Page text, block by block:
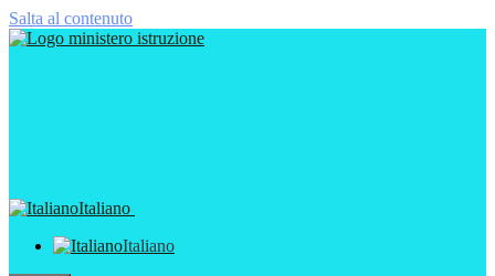
Salta al contenuto
Italiano
Italiano